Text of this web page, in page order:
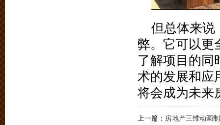
但总体来说
弊。它可以更
了解项目的同
术的发展和应
将会成为未来
上一篇： 房地产三维动画